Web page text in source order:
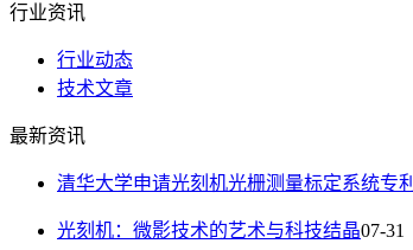
行业资讯
行业动态
技术文章
最新资讯
清华大学申请光刻机光栅测量标定系统专利
光刻机：微影技术的艺术与科技结晶07-31